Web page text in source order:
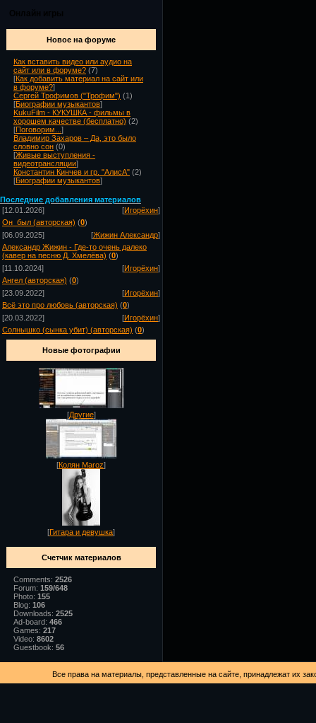
Новое на форуме
Как вставить видео или аудио на
сайт или в форуме? (7)
[Как добавить материал на сайт или
в форуме?]
Сергей Трофимов ("Трофим") (1)
[Биографии музыкантов]
KukuFilm - КУКУШКА - фильмы в
хорошем качестве (бесплатно) (2)
[Поговорим... ]
Владимир Захаров – Да, это было
словно сон (0)
[Живые выступления -
видеотрансляции]
Константин Кинчев и гр. "АлисА" (2)
[Биографии музыкантов]
Последние добавления материалов
[12.01.2026]
[Игорёхин]
Он_был (авторская) (0)
[06.09.2025]
[Жижин Александр]
Александр Жижин - Где-то очень далеко
(кавер на песню Д. Хмелёва) (0)
[11.10.2024]
[Игорёхин]
Ангел (авторская) (0)
[23.09.2022]
[Игорёхин]
Всё это про любовь (авторская) (0)
[20.03.2022]
[Игорёхин]
Солнышко (сынка убит) (авторская) (0)
Новые фотографии
[Другие]
[Колян Maroz]
[Гитара и девушка]
Счетчик материалов
Comments: 2526
Forum: 159/648
Photo: 155
Blog: 106
Downloads: 2525
Ad-board: 466
Games: 217
Video: 8602
Guestbook: 56
Все права на материалы, представленные на сайте, принадлежат их